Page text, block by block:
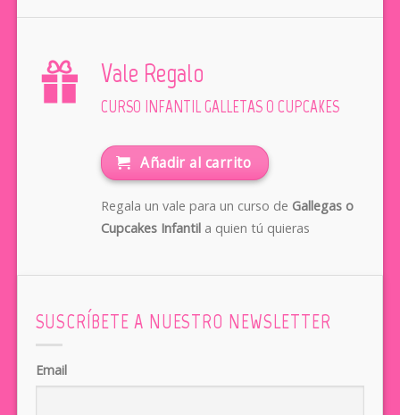
Vale Regalo
CURSO INFANTIL GALLETAS O CUPCAKES
Añadir al carrito
Regala un vale para un curso de Gallegas o
Cupcakes Infantila quien tú quieras
SUSCRÍBETE A NUESTRO NEWSLETTER
Email